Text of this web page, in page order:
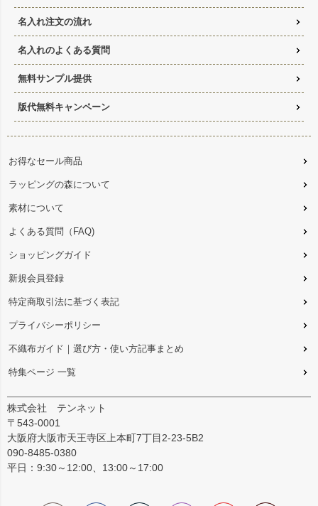
名入れ注文の流れ
名入れのよくある質問
無料サンプル提供
版代無料キャンペーン
お得なセール商品
ラッピングの森について
素材について
よくある質問（FAQ)
ショッピングガイド
新規会員登録
特定商取引法に基づく表記
プライバシーポリシー
不織布ガイド｜選び方・使い方記事まとめ
特集ページ 一覧
株式会社 テンネット
〒543-0001
大阪府大阪市天王寺区上本町7丁目2-23-5B2
090-8485-0380
平日：9:30～12:00、13:00～17:00